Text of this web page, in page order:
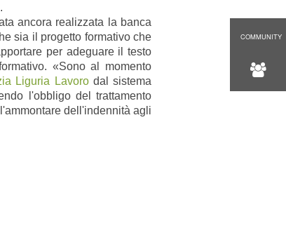
ancora realizzata la banca
sia il progetto formativo che
per adeguare il testo
«Sono al momento
Liguria Lavorodal sistema
l'obbligo del trattamento
dell'indennità agli
COMMUNITY